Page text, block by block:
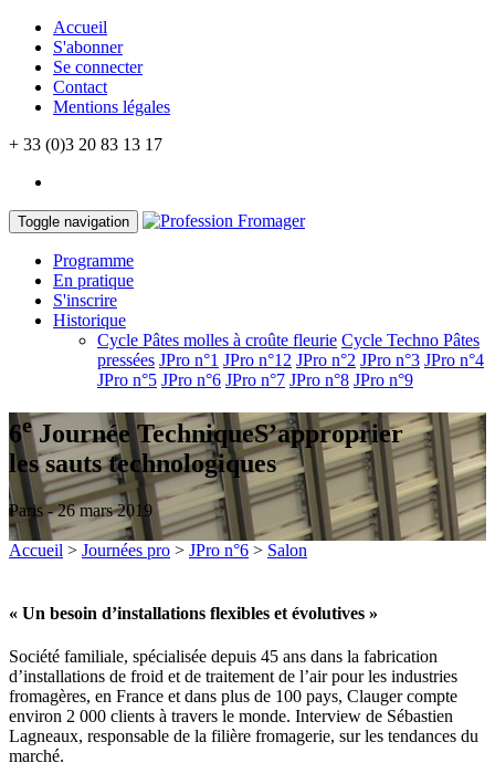
Accueil
S'abonner
Se connecter
Contact
Mentions légales
+ 33 (0)3 20 83 13 17
Toggle navigation
Programme
En pratique
S'inscrire
Historique
Cycle Pâtes molles à croûte fleurie Cycle Techno Pâtes
pressées JPro n°1 JPro n°12 JPro n°2 JPro n°3 JPro n°4
JPro n°5 JPro n°6 JPro n°7 JPro n°8 JPro n°9
6eJournée TechniqueS’approprier
les sauts technologiques
Paris - 26 mars 2019
Accueil > Journées pro > JPro n°6 > Salon
« Un besoin d’installations flexibles et évolutives »
Société familiale, spécialisée depuis 45 ans dans la fabrication
d’installations de froid et de traitement de l’air pour les industries
fromagères, en France et dans plus de 100 pays, Clauger compte
environ 2 000 clients à travers le monde. Interview de Sébastien
Lagneaux, responsable de la filière fromagerie, sur les tendances du
marché.